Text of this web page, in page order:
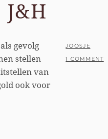
J&H
gevolg
stellen
van
ook voor
POSTED
ON
BY
JOOSJE
1 COMMENT